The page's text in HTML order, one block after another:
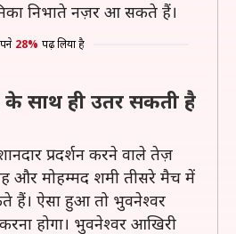
निभाते नज़र आ सकते हैं।
28% पढ़ लिया है
साथ ही उतर सकती है
प्रदर्शन करने वाले तेज़
और मोहम्मद शमी तीसरे मैच में
हैं। ऐसा हुआ तो भुवनेश्वर
होगा। भुवनेश्वर आखिरी